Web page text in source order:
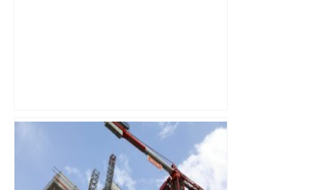
Mort mystérieuse près de Toulouse :
une émission de M6 revient sur l'affaire
Christian Abraham, retrouvé la gorge
tranchée et recouvert de feuilles il y a